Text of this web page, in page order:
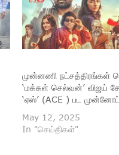
முன்னணி நட்சத்திரங்கள்
‘மக்கள் செல்வன்’ விஜய்
‘ஏஸ்’ (ACE ) பட
May 12, 2025
In "செய்திகள்"